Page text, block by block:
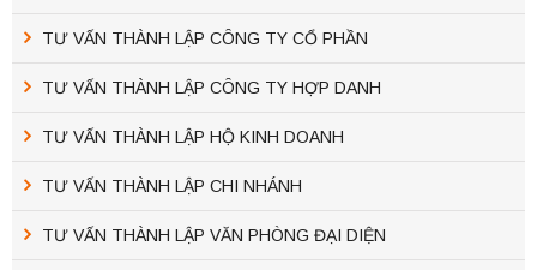
TƯ VẤN THÀNH LẬP CÔNG TY CỔ PHẦN
TƯ VẤN THÀNH LẬP CÔNG TY HỢP DANH
TƯ VẤN THÀNH LẬP HỘ KINH DOANH
TƯ VẤN THÀNH LẬP CHI NHÁNH
TƯ VẤN THÀNH LẬP VĂN PHÒNG ĐẠI DIỆN